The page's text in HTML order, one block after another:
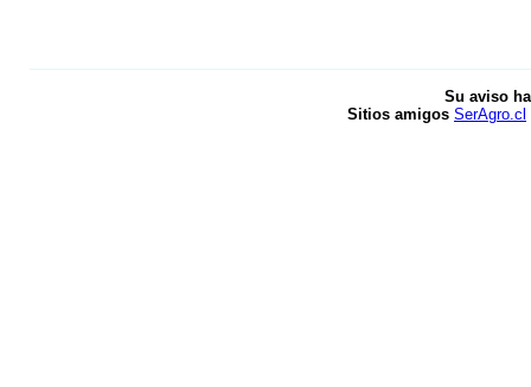
Su aviso
Sitios amigos SerAgro.cl